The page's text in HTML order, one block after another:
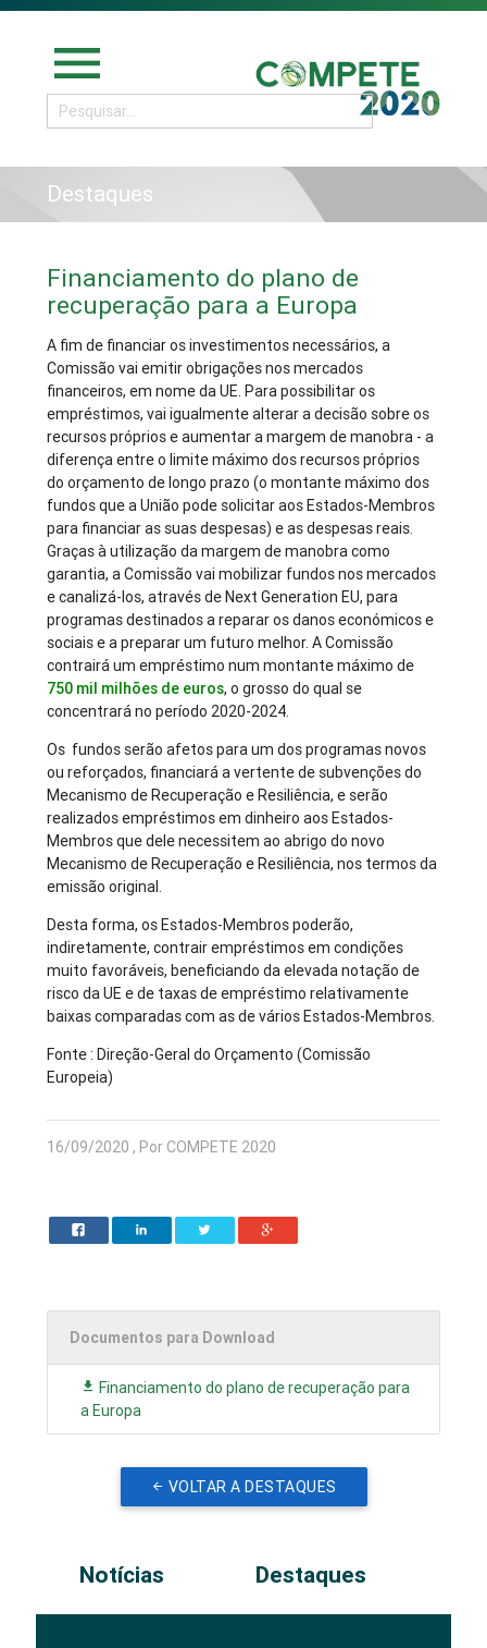
menu
Destaques
Financiamento do plano de
recuperação para a Europa
A fim de financiar os investimentos necessários, a
Comissão vai emitir obrigações nos mercados
financeiros, em nome da UE. Para possibilitar os
empréstimos, vai igualmente alterar a decisão sobre os
recursos próprios e aumentar a margem de manobra - a
diferença entre o limite máximo dos recursos próprios
do orçamento de longo prazo (o montante máximo dos
fundos que a União pode solicitar aos Estados-Membros
para financiar as suas despesas) e as despesas reais.
Graças à utilização da margem de manobra como
garantia, a Comissão vai mobilizar fundos nos mercados
e canalizá-los, através de Next Generation EU, para
programas destinados a reparar os danos económicos e
sociais e a preparar um futuro melhor. A Comissão
contrairá um empréstimo num montante máximo de
750 mil milhões de euros, o grosso do qual se
concentrará no período 2020-2024.
Os fundos serão afetos para um dos programas novos
ou reforçados, financiará a vertente de subvenções do
Mecanismo de Recuperação e Resiliência, e serão
realizados empréstimos em dinheiro aos Estados-
Membros que dele necessitem ao abrigo do novo
Mecanismo de Recuperação e Resiliência, nos termos da
emissão original.
Desta forma, os Estados-Membros poderão,
indiretamente, contrair empréstimos em condições
muito favoráveis, beneficiando da elevada notação de
risco da UE e de taxas de empréstimo relativamente
baixas comparadas com as de vários Estados-Membros.
Fonte : Direção-Geral do Orçamento (Comissão
Europeia)
16/09/2020 , Por COMPETE 2020
Documentos para Download
Financiamento do plano de recuperação para
a Europa
VOLTAR A DESTAQUES
Notícias Destaques